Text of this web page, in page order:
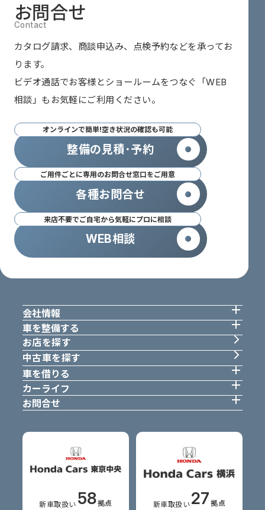
お問合せ
カタログ請求、商談申込み、点検予約などを承ってお
ります。
ビデオ通話でお客様とショールームをつなぐ
「WEB
相談」も お気軽にご利用ください。
オンラインで簡単!空き状況の確認も可能
整備の見積･予約
ご用件ごとに専用のお問合せ窓口をご用意
各種お問合せ
来店不要でご自宅から気軽にプロに相談
WEB相談
会社情報
車を整備する
お店を探す
中古車を探す
車を借りる
カーライフ
お問合せ
新車取扱い 58拠点 新車取扱い 27 拠点